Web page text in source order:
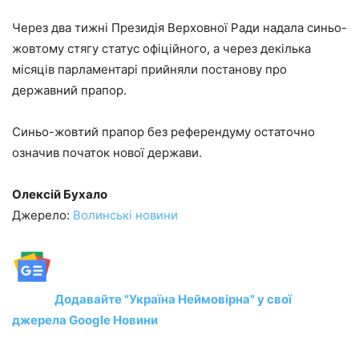
Через два тижні Президія Верховної Ради надала синьо-
жовтому стягу статус офіційного, а через декілька
місяців парламентарі прийняли постанову про
державний прапор.
Синьо-жовтий прапор без референдуму остаточно
означив початок нової держави.
Олексій Бухало
Джерело: Волинські новини
Додавайте "Україна Неймовірна" у свої
джерела Google Новини